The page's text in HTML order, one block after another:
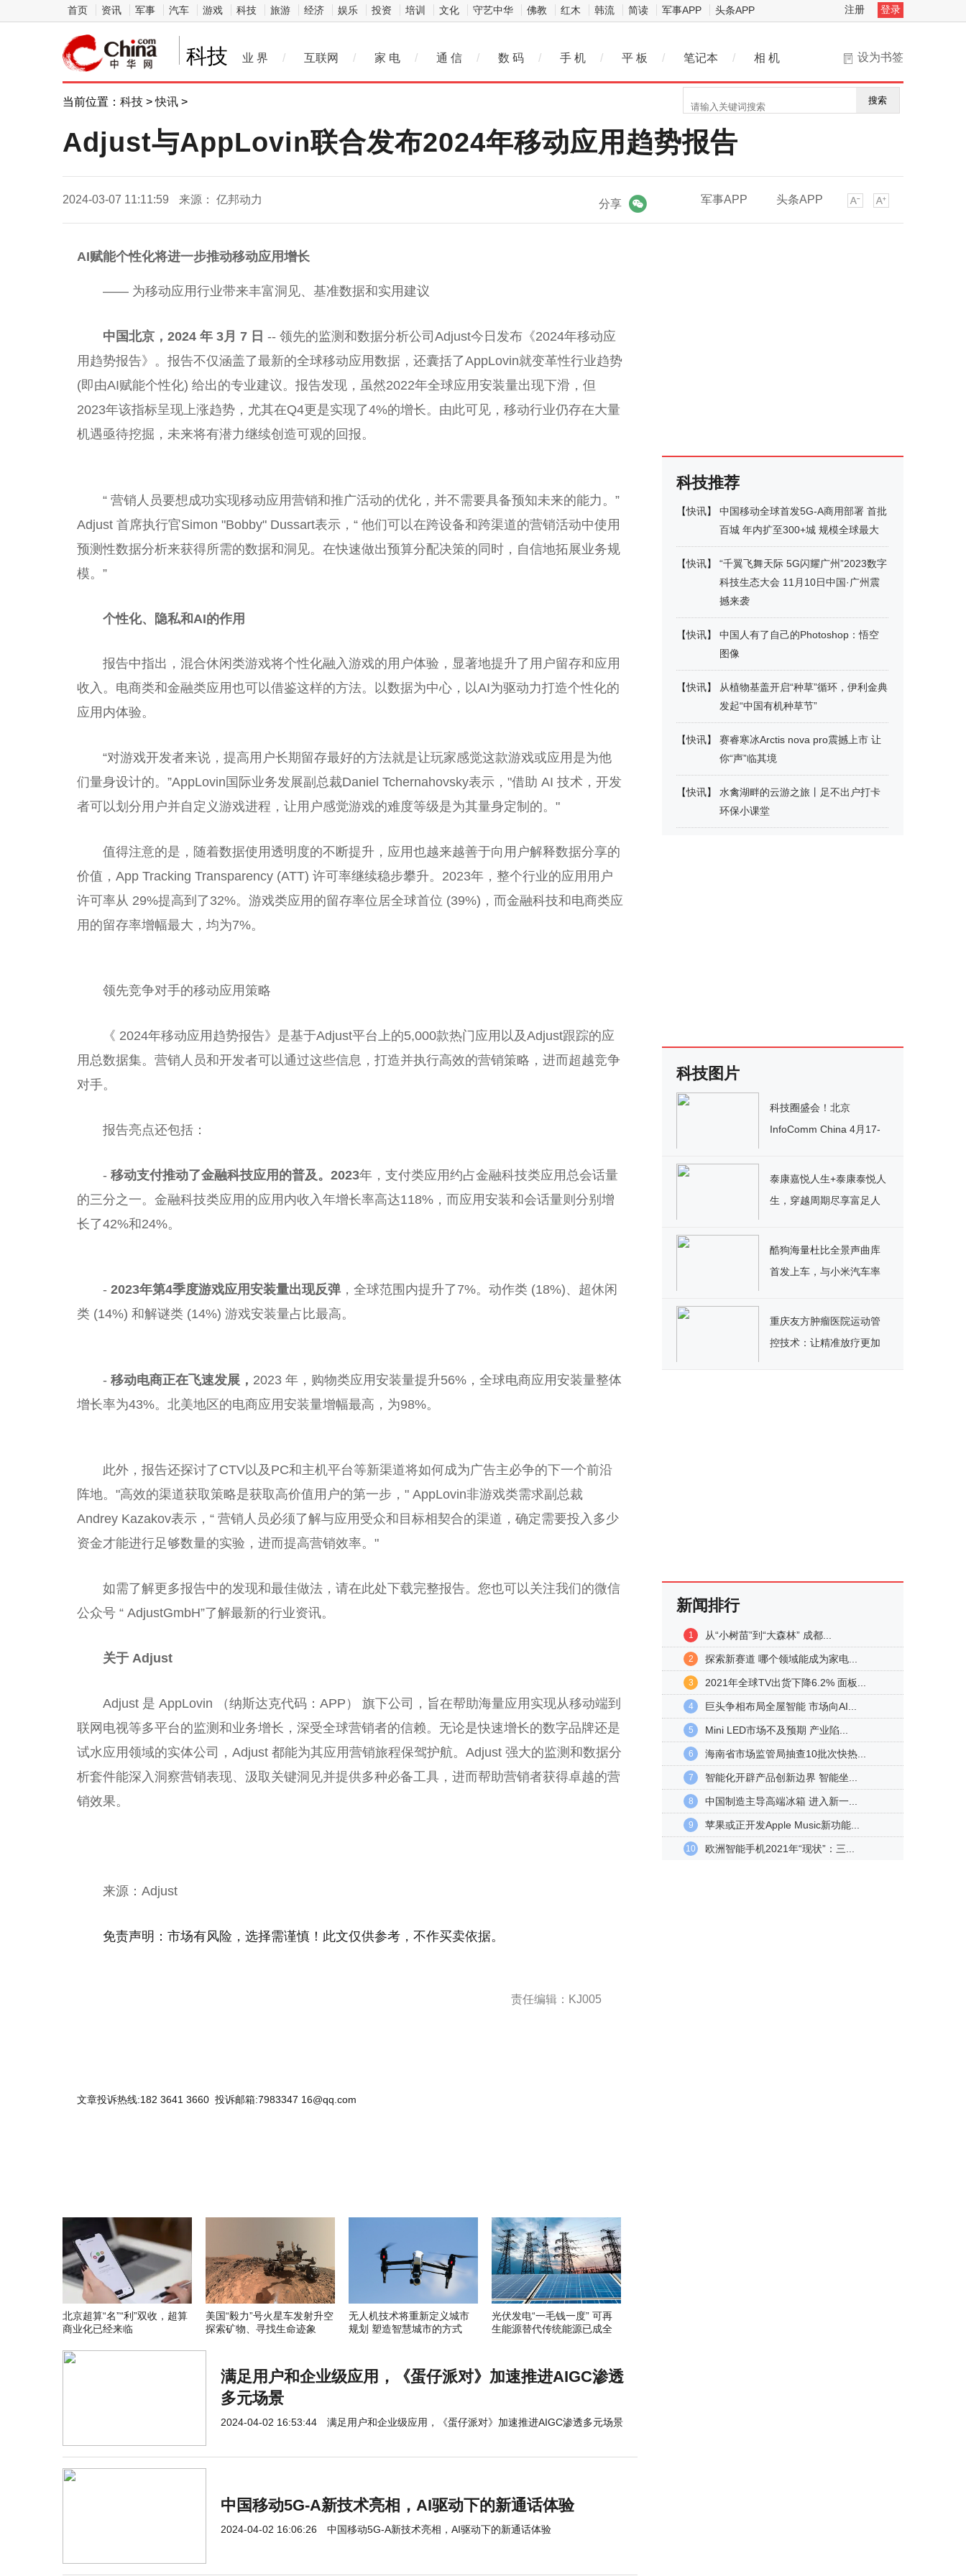
首页 资讯 军事 汽车 游戏 科技 旅游 经济 娱乐 投资 培训 文化 守艺中华 佛教 红木 韩流 简读 军事APP 头条APP 注册 登录
科技 设为书签
业 界 / 互联网 / 家 电 / 通 信 / 数 码 / 手 机 / 平 板 / 笔记本 / 相 机
当前位置： 科技 >快讯 > 搜索
Adjust与AppLovin联合发布2024年移动应用趋势报告
2024-03-07 11:11:59 来源： 亿邦动力 军事APP 头条APP
分享
AI赋能个性化将进一步推动移动应用增长
—— 为移动应用行业带来丰富洞见、基准数据和实用建议
中国北京，2024 年 3月 7 日 -- 领先的监测和数据分析公司Adjust今日发布《2024年移动应
用趋势报告》。报告不仅涵盖了最新的全球移动应用数据，还囊括了AppLovin就变革性行业趋势
(即由AI赋能个性化) 给出的专业建议。报告发现，虽然2022年全球应用安装量出现下滑，但
2023年该指标呈现上涨趋势，尤其在Q4更是实现了4%的增长。由此可见，移动行业仍存在大量
机遇亟待挖掘，未来将有潜力继续创造可观的回报。
“ 营销人员要想成功实现移动应用营销和推广活动的优化，并不需要具备预知未来的能力。”
Adjust 首席执行官Simon "Bobby" Dussart表示，“ 他们可以在跨设备和跨渠道的营销活动中使用
预测性数据分析来获得所需的数据和洞见。在快速做出预算分配决策的同时，自信地拓展业务规
模。”
个性化、隐私和AI的作用
报告中指出，混合休闲类游戏将个性化融入游戏的用户体验，显著地提升了用户留存和应用
收入。电商类和金融类应用也可以借鉴这样的方法。以数据为中心，以AI为驱动力打造个性化的
应用内体验。
“对游戏开发者来说，提高用户长期留存最好的方法就是让玩家感觉这款游戏或应用是为他
们量身设计的。”AppLovin国际业务发展副 总裁Daniel Tchernahovsky表示，"借助 AI 技术，开发
者可以划分用户并自定义游戏进程，让用户感觉游戏的难度等级是为其量身定制的。"
值得注意的是，随着数据使用透明度的不断提升，应用也越来越善于向用户解释数据分享的
价值，App Tracking Transparency (ATT) 许可率继续稳步攀升。2023年，整个行业的应用用户
许可率从 29%提高到了32%。游戏类应用的留存率位居全球首位 (39%)，而金融科技和电商类应
用的留存率增幅最大，均为7%。
领先竞争对手的移动应用策略
《 2024年移动应用趋势报告》是基于Adjust平台上的5,000款热门应用以及Adjust跟踪的应
用总数据集。营销人员和开发者可以通过这些信息，打造并执行高效的营销策略，进而超越竞争
对手。
报告亮点还包括：
- 移动支付推动了金融科技应用的普及。2023年，支付类应用约占金融科技类应用 总会话量
的三分之一。 金融科技类应用的应用内收入年增长率高达118%，而应用安装和会话量则分别增
长了42%和24%。
- 2023年第4季度游戏应用安装量出现反弹，全球范围内提升了7%。动作类 (18%)、超休闲
类 (14%) 和解谜类 (14%) 游戏安装量占比最高。
- 移动电商正在飞速发展， 2023 年，购物类应用安装量提升56%，全球电商应用安装量整体
增长率为43%。北美地区的电商应用安装量增幅最高，为98%。
此外，报告还探讨了CTV以及PC和主机平台等新渠道将如何成为广告主必争的下一个前沿
阵地。"高效的渠道获取策略是获取高价值用户的第一步，" AppLovin非游戏类需求副 总裁
Andrey Kazakov表示，“ 营销人员必须了解与应用受众和目标相契合的渠道，确定需要投入多少
资金才能进行足够数量的实验，进而提高营销效率。"
如需了解更多报告中的发现和最佳做法，请在此处下载完整报告。您也可以关注我们的微信
公众号 “ AdjustGmbH”了解最新的行业资讯。
关于 Adjust
Adjust 是 AppLovin （纳斯达克代码：APP） 旗下公司，旨在帮助海量应用实现从移动端到
联网电视等多平台的监测和业务增长，深受全球营销者的信赖。无论是快速增长的数字品牌还是
试水应用领域的实体公司，Adjust 都能为其应用营销旅程保驾护航。Adjust 强大的监测和数据分
析套件能深入洞察营销表现、汲取关键洞见并提供多种必备工具，进而帮助营销者获得卓越的营
销效果。
来源：Adjust
免责声明：市场有风险，选择需谨慎！此文仅供参考，不作买卖依据。
责任编辑：KJ005
文章投诉热线:182 3641 3660 投诉邮箱:7983347 16@qq.com
北京超算“名”“利”双收，超算
商业化已经来临
美国“毅力”号火星车发射升空
探索矿物、寻找生命迹象
无人机技术将重新定义城市
规划 塑造智慧城市的方式
光伏发电“一毛钱一度” 可再
生能源替代传统能源已成全
满足用户和企业级应用，《蛋仔派对》加速推进AIGC渗透
多元场景
2024-04-02 16:53:44 满足用户和企业级应用，《蛋仔派对》加速推进AIGC渗透多元场景
中国移动5G-A新技术亮相，AI驱动下的新通话体验
2024-04-02 16:06:26 中国移动5G-A新技术亮相，AI驱动下的新通话体验
科技推荐
【快讯】
中国移动全球首发5G-A商用部署 首批
百城 年内扩至300+城 规模全球最大
【快讯】
“千翼飞舞天际 5G闪耀广州”2023数字
科技生态大会 11月10日中国·广州震
撼来袭
【快讯】
中国人有了自己的Photoshop：悟空
图像
【快讯】
从植物基盖开启“种草”循环，伊利金典
发起“中国有机种草节”
【快讯】
赛睿寒冰Arctis nova pro震撼上市 让
你“声”临其境
【快讯】
水禽湖畔的云游之旅丨足不出户打卡
环保小课堂
科技图片
科技圈盛会！北京
InfoComm China 4月17-
业视听新品亮相！
泰康嘉悦人生+泰康泰悦人
生，穿越周期尽享富足人
酷狗海量杜比全景声曲库
首发上车，与小米汽车率
重庆友方肿瘤医院运动管
控技术：让精准放疗更加
新闻排行
1 从“小树苗”到“大森林” 成都...
2 探索新赛道 哪个领域能成为家电...
3 2021年全球TV出货下降6.2% 面板...
4 巨头争相布局全屋智能 市场向AI...
5 Mini LED市场不及预期 产业陷...
6 海南省市场监管局抽查10批次快热...
7 智能化开辟产品创新边界 智能坐...
8 中国制造主导高端冰箱 进入新一...
9 苹果或正开发Apple Music新功能...
10 欧洲智能手机2021年“现状”：三...